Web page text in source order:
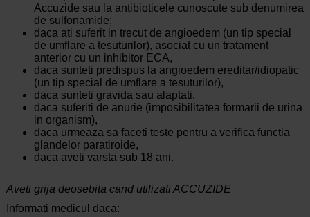
Accuzide sau la antibioticele cunoscute sub denumirea
de sulfonamide;
daca ati suferit in trecut de angioedem (un tip special
de umflare a tesuturilor), asociat cu un tratament
anterior cu un inhibitor ECA,
daca sunteti predispus la angioedem ereditar/idiopatic
(un tip special de umflare a tesuturilor),
daca sunteti gravida sau alaptati,
daca suferiti de anurie (imposibilitatea formarii de urina
in organism),
daca urmeaza sa faceti teste pentru a verifica functia
glandelor paratiroide,
daca aveti varsta sub 18 ani.
Aveti grija deosebita cand utilizati ACCUZIDE
Informati medicul daca: